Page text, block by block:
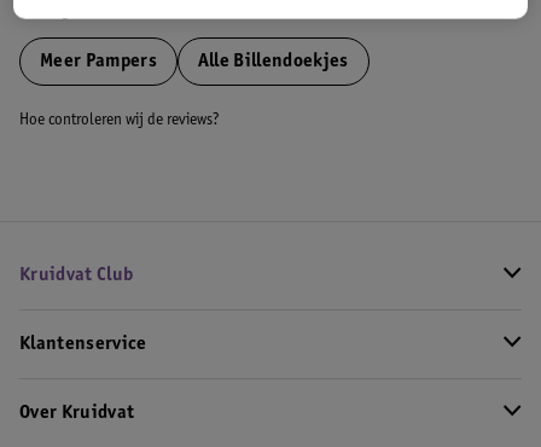
Meer Pampers Alle Billendoekjes
Hoe controleren wij de reviews?
Kruidvat Club
Klantenservice
Over Kruidvat